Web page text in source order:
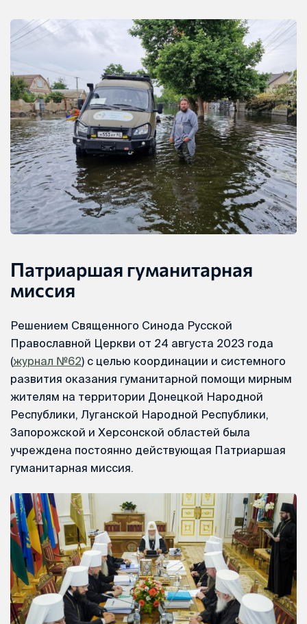
Патриаршая гуманитарная
миссия
Решением Священного Синода Русской
Православной Церкви от 24 августа 2023 года
(журнал №62) с целью координации и системного
развития оказания гуманитарной помощи мирным
жителям на территории Донецкой Народной
Республики, Луганской Народной Республики,
Запорожской и Херсонской областей была
учреждена постоянно действующая Патриаршая
гуманитарная миссия.